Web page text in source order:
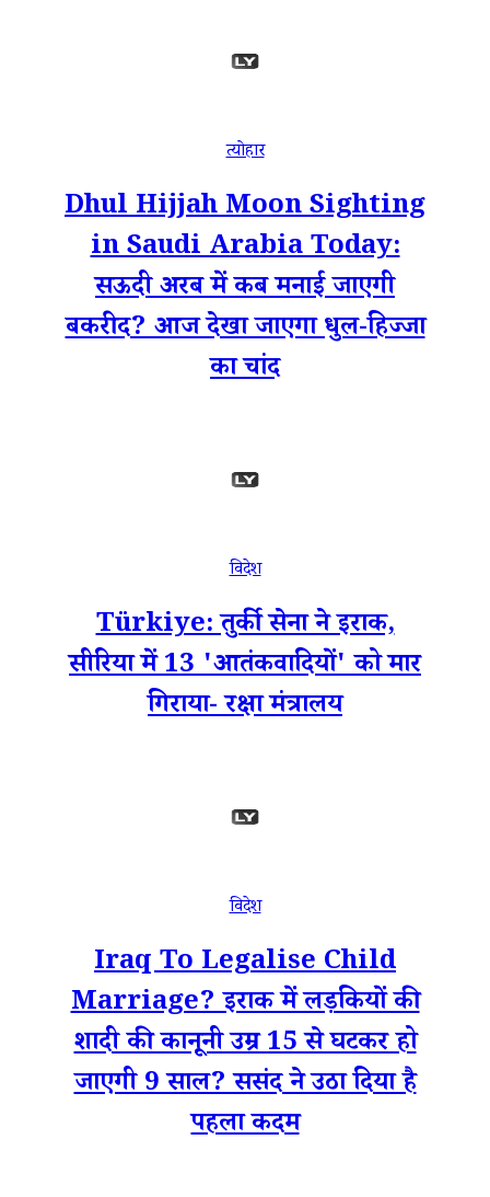
त्योहार
Dhul Hijjah Moon Sighting
in Saudi Arabia Today:
सऊदी अरब में कब मनाई जाएगी
बकरीद? आज देखा जाएगा धुल-हिज्जा
का चांद
विदेश
Türkiye: तुर्की सेना ने इराक,
सीरिया में 13 'आतंकवादियों' को मार
गिराया- रक्षा मंत्रालय
विदेश
Iraq To Legalise Child
Marriage? इराक में लड़कियों की
शादी की कानूनी उम्र 15 से घटकर हो
जाएगी 9 साल? ससंद ने उठा दिया है
पहला कदम